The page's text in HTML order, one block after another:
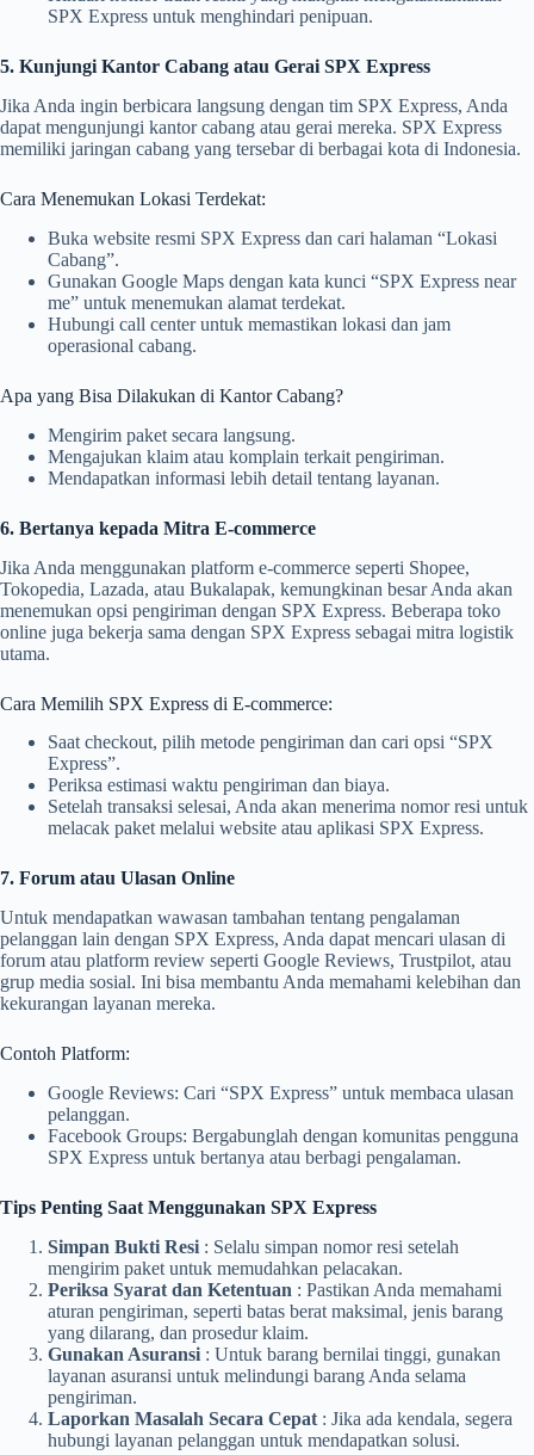
SPX Express untuk menghindari penipuan.
5. Kunjungi Kantor Cabang atau Gerai SPX Express
Jika Anda ingin berbicara langsung dengan tim SPX Express, Anda
dapat mengunjungi kantor cabang atau gerai mereka. SPX Express
memiliki jaringan cabang yang tersebar di berbagai kota di Indonesia.
Cara Menemukan Lokasi Terdekat:
Buka website resmi SPX Express dan cari halaman “Lokasi
Cabang”.
Gunakan Google Maps dengan kata kunci “SPX Express near
me” untuk menemukan alamat terdekat.
Hubungi call center untuk memastikan lokasi dan jam
operasional cabang.
Apa yang Bisa Dilakukan di Kantor Cabang?
Mengirim paket secara langsung.
Mengajukan klaim atau komplain terkait pengiriman.
Mendapatkan informasi lebih detail tentang layanan.
6. Bertanya kepada Mitra E-commerce
Jika Anda menggunakan platform e-commerce seperti Shopee,
Tokopedia, Lazada, atau Bukalapak, kemungkinan besar Anda akan
menemukan opsi pengiriman dengan SPX Express. Beberapa toko
online juga bekerja sama dengan SPX Express sebagai mitra logistik
utama.
Cara Memilih SPX Express di E-commerce:
Saat checkout, pilih metode pengiriman dan cari opsi “SPX
Express”.
Periksa estimasi waktu pengiriman dan biaya.
Setelah transaksi selesai, Anda akan menerima nomor resi untuk
melacak paket melalui website atau aplikasi SPX Express.
7. Forum atau Ulasan Online
Untuk mendapatkan wawasan tambahan tentang pengalaman
pelanggan lain dengan SPX Express, Anda dapat mencari ulasan di
forum atau platform review seperti Google Reviews, Trustpilot, atau
grup media sosial. Ini bisa membantu Anda memahami kelebihan dan
kekurangan layanan mereka.
Contoh Platform:
Google Reviews: Cari “SPX Express” untuk membaca ulasan
pelanggan.
Facebook Groups: Bergabunglah dengan komunitas pengguna
SPX Express untuk bertanya atau berbagi pengalaman.
Tips Penting Saat Menggunakan SPX Express
Simpan Bukti Resi : Selalu simpan nomor resi setelah
mengirim paket untuk memudahkan pelacakan.
Periksa Syarat dan Ketentuan : Pastikan Anda memahami
aturan pengiriman, seperti batas berat maksimal, jenis barang
yang dilarang, dan prosedur klaim.
Gunakan Asuransi : Untuk barang bernilai tinggi, gunakan
layanan asuransi untuk melindungi barang Anda selama
pengiriman.
Laporkan Masalah Secara Cepat : Jika ada kendala, segera
hubungi layanan pelanggan untuk mendapatkan solusi.